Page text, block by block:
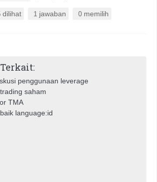
dilihat 1 jawaban 0 memilih
penggunaan leverage
saham
TMA
language:id